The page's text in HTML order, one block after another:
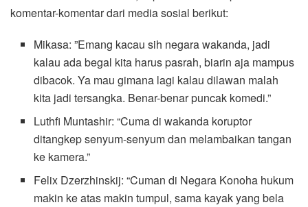
komentar-komentar dari media sosial berikut:
Mikasa: ”Emang kacau sih negara wakanda, jadi
kalau ada begal kita harus pasrah, biarin aja mampus
dibacok. Ya mau gimana lagi kalau dilawan malah
kita jadi tersangka. Benar-benar puncak komedi.”
Luthfi Muntashir: “Cuma di wakanda koruptor
ditangkep senyum-senyum dan melambaikan tangan
ke kamera.”
Felix Dzerzhinskij: “Cuman di Negara Konoha hukum
makin ke atas makin tumpul, sama kayak yang bela